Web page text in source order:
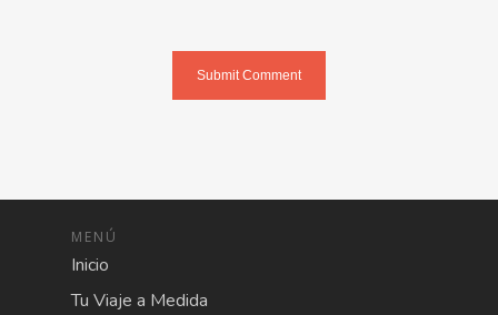
MENÚ
Inicio
Tu Viaje a Medida